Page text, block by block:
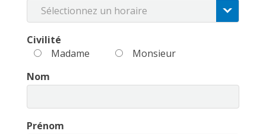
Sélectionnez un horaire
Civilité
Madame
Monsieur
Nom
Prénom